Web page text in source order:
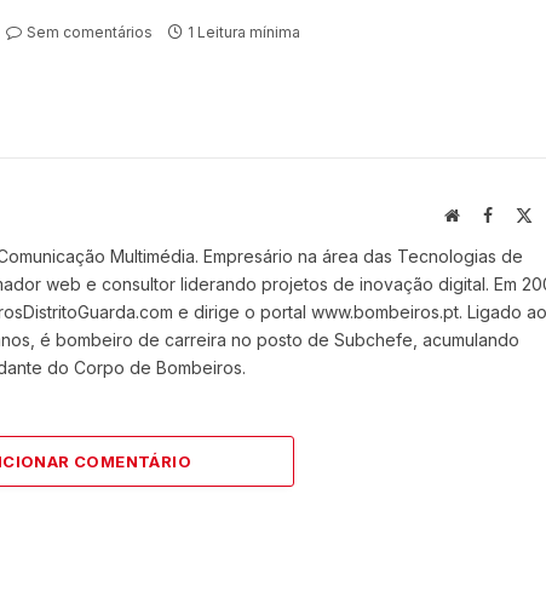
Sem comentários 1 Leitura mínima
Website
Multimédia. Empresário na área das Tecnologias de
web e consultor liderando projetos de inovação digital. Em
e dirige o portal www.bombeiros.pt. Ligado
é bombeiro de carreira no posto de Subchefe, acumulando
do Corpo de Bombeiros.
COMENTÁRIO